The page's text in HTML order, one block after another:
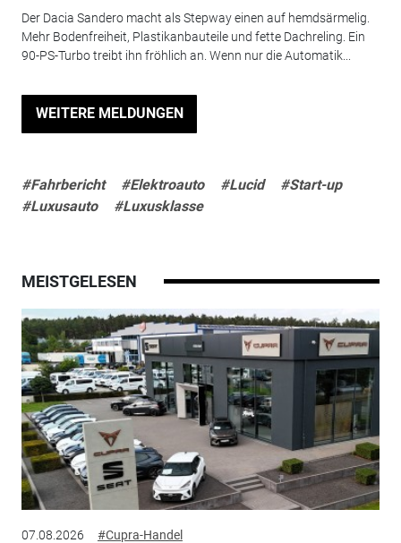
Der Dacia Sandero macht als Stepway einen auf hemdsärmelig.
Mehr Bodenfreiheit, Plastikanbauteile und fette Dachreling. Ein
90-PS-Turbo treibt ihn fröhlich an. Wenn nur die Automatik...
WEITERE MELDUNGEN
#Fahrbericht #Elektroauto #Lucid
#Start-up
#Luxusauto
#Luxusklasse
MEISTGELESEN
07.08.2026 #Cupra-Handel